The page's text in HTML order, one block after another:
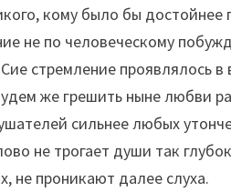
кому было бы достойнее
не по человеческому
стремление проявлялось
же грешить ныне любви
сильнее любых
не трогает души так
не проникают далее слуха.